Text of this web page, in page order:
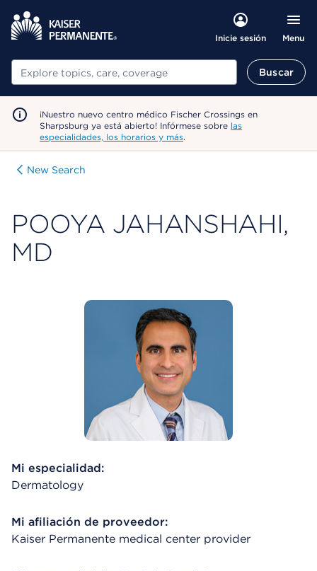
Inicie sesión Menu
Buscar Buscar
¡Nuestro nuevo centro médico Fischer Crossings en
Sharpsburg ya está abierto! Infórmese sobre las
especialidades, los horarios y más.
New Search
POOYA JAHANSHAHI,
MD
Mi especialidad:
Dermatology
Mi afiliación de proveedor:
Kaiser Permanente medical center provider